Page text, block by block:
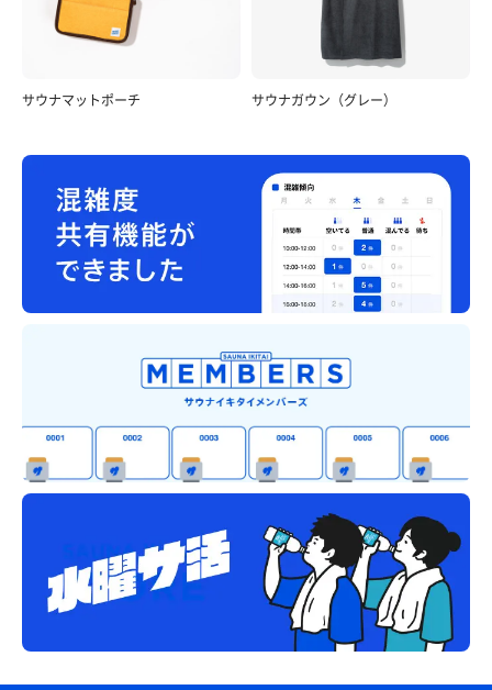
サウナマットポーチ サウナガウン（グレー）